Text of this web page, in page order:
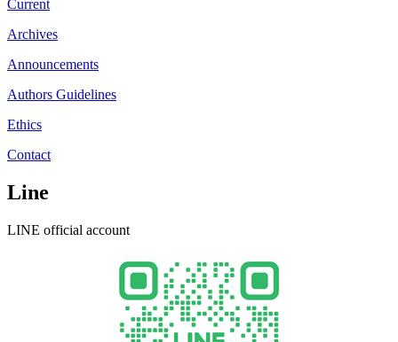
Current
Archives
Announcements
Authors Guidelines
Ethics
Contact
Line
LINE official account